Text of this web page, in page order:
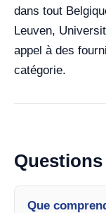
dans tout
Leuven,
appel à des
catégorie.
Que